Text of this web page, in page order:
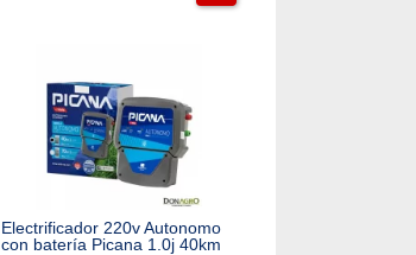
Electrificador 220v Autonomo
con batería Picana 1.0j 40km